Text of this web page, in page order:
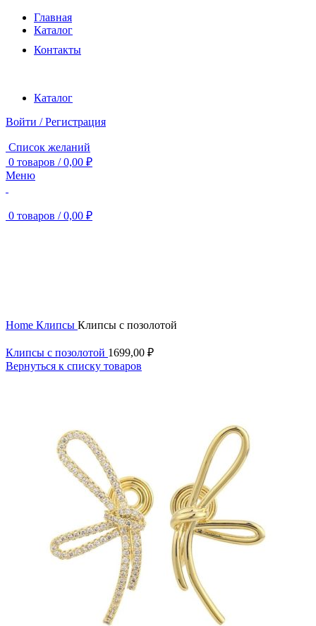
Главная
Каталог
Контакты
Каталог
Войти / Регистрация
Список желаний
0 товаров / 0,00 ₽
Меню
0 товаров / 0,00 ₽
Home Клипсы Клипсы с позолотой
Клипсы с позолотой 1699,00 ₽
Вернуться к списку товаров